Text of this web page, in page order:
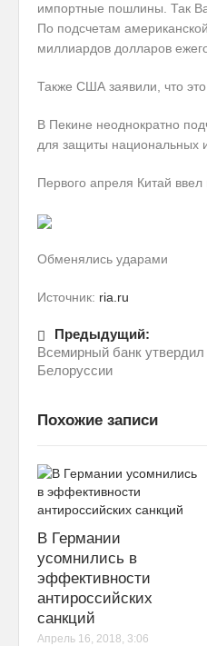
импортные пошлины. Так
По подсчетам
миллиардов долларов
Также США заявили, что
В Пекине неоднократно
для защиты национальных
Первого апреля Китай
Обменялись ударами
Источник: ria.ru
Предыдущий:
Всемирный банк
Белоруссии
Похожие записи
В Германии
усомнились в
эффективности
антироссийских
санкций
Апрель 16, 2018, 3:06